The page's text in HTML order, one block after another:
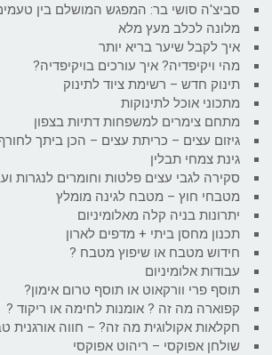
סביצ'ה סושי בר: המפגש המושלם בין
מלונה לכלב מעץ מלא
איך לקבל שיער בריא יותר
מהי ויקיפדיה? איך עורכים בויקיפדיה?
תינוק חדש – רשימת ציוד לתינוק
מתכוני אוכל לתינוקות
מתחם צימרים למשפחות דתיות בצפון
גיזום עצים – כריתת עצים – הכן ביתך
גינת צמחי תבלין
סקירה לגבי עצים פלטות וחומרים לנגרות
מטבחי חוץ – מטבח לגינה מומלץ
יתרונות בניה קלה מאלומיניום
תכנון מחסן ביתי + מדפים לארון
חידוש מטבח או שיפוץ מטבח ?
עבודות אלומיניום
תוסף פרי וורקאוט או תוסף טרום אימון?
קפוארה מה זה ? אומנות לחימה או ריקוד ?
חקלאות אקולוגית מה זה? – חווה אורגנית
שולחן אפוקסי – ריהוט אפוקסי